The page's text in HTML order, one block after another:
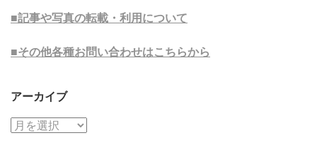
■記事や写真の転載・利用について
■その他各種お問い合わせはこちらから
アーカイブ
ア